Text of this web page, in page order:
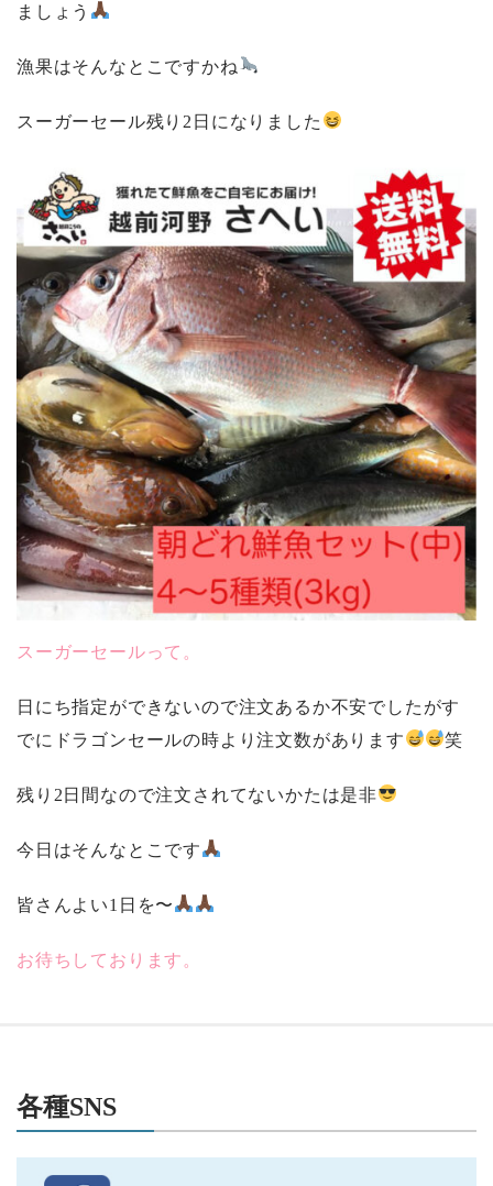
ましょう
漁果はそんなとこですかね
スーガーセール残り2日になりました
スーガーセールって。
日にち指定ができないので注文あるか不安でしたがす
でにドラゴンセールの時より注文数があります
笑
残り2日間なので注文されてないかたは是非
今日はそんなとこです
皆さんよい1日を〜
お待ちしております。
各種SNS